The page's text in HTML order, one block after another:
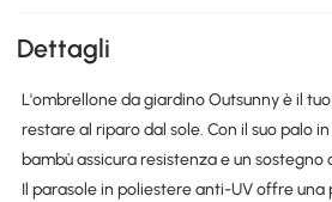
Dettagli
L'ombrellone da giardino Outsunny è il
restare al riparo dal sole. Con il suo palo
bambù assicura resistenza e un
Il parasole in poliestere anti-UV offre